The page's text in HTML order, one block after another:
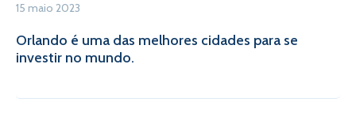
15 maio 2023
Orlando é uma das melhores cidades para se
investir no mundo.